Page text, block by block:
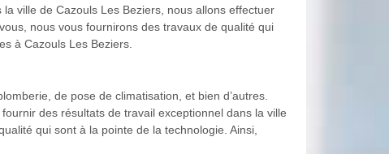
ville de Cazouls Les Beziers, nous allons effectuer
nous vous fournirons des travaux de qualité qui
à Cazouls Les Beziers.
de pose de climatisation, et bien d’autres.
des résultats de travail exceptionnel dans la ville
qui sont à la pointe de la technologie. Ainsi,